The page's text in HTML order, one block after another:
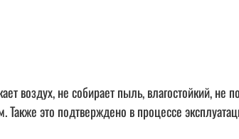
воздух, не собирает пыль, влагостойкий,
это подтверждено в процессе